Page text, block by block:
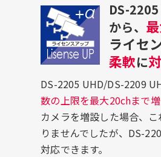
DS-
から、
ライセ
柔軟に
DS-2205 UHD/DS-2209
数の上限を最大20chまで増
カメラを増設した場合、
りませんでしたが、DS-
対応できます。